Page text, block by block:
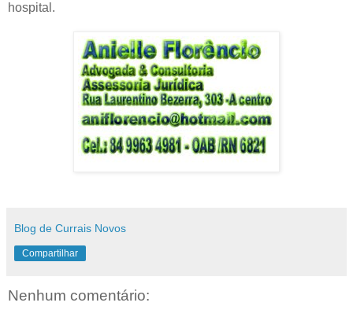
hospital.
Blog de Currais Novos
Compartilhar
Nenhum comentário: